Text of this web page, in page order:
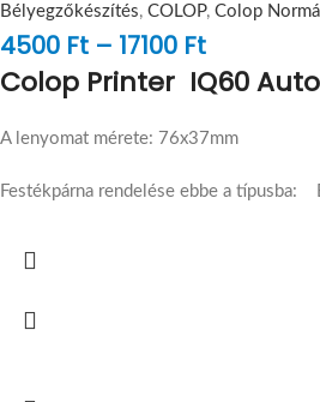
Bélyegzőkészítés, COLOP, Colop
4500 Ft – 17100 Ft
Colop Printer IQ60
A lenyomat mérete: 76x37mm
Festékpárna rendelése ebbe a típusba: